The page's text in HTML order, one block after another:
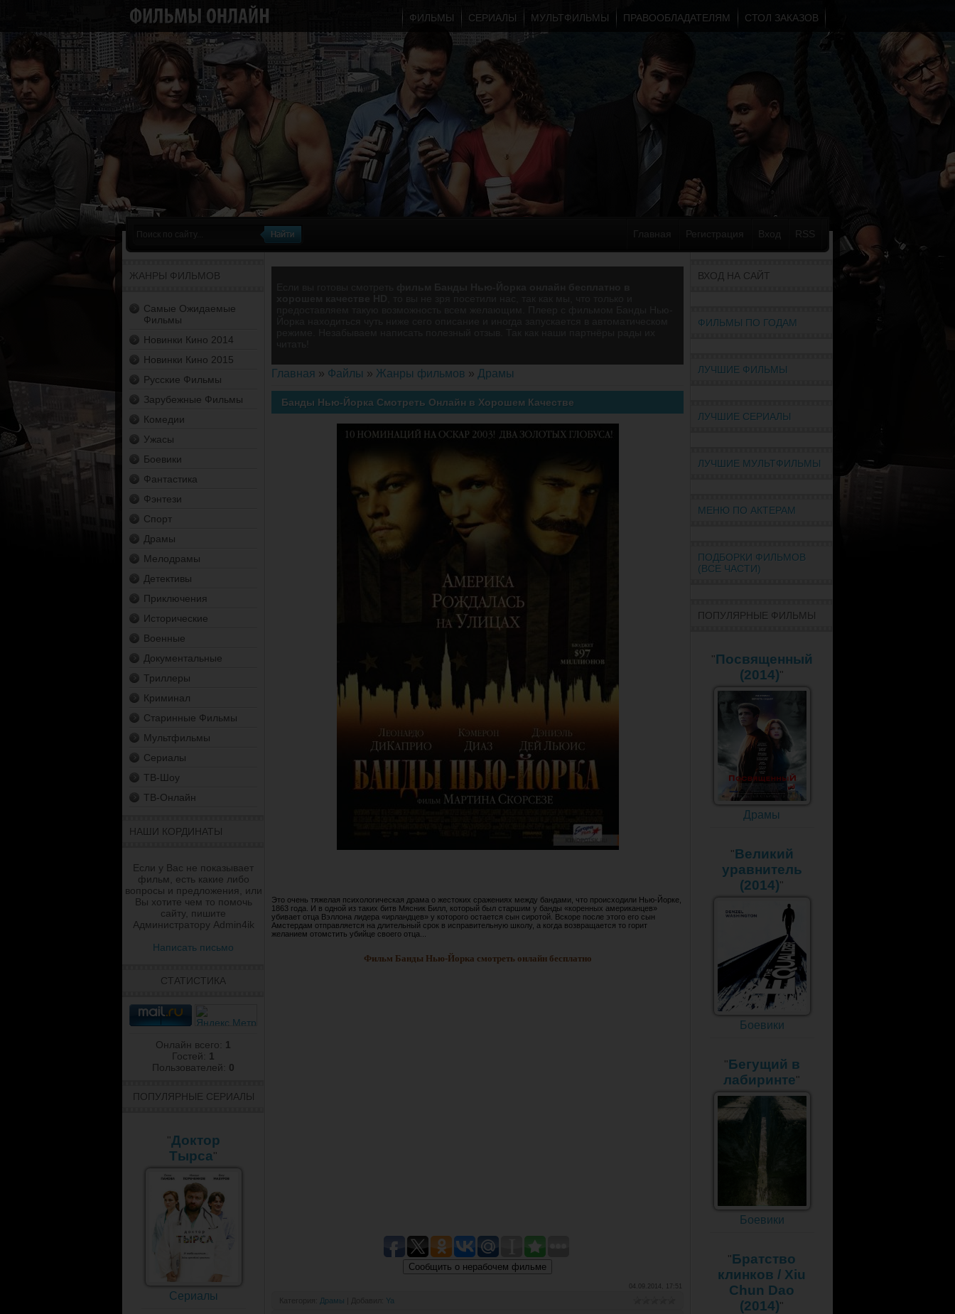
ФИЛЬМЫ СЕРИАЛЫ МУЛЬТФИЛЬМЫ ПРАВООБЛАДАТЕЛЯМ СТОЛ ЗАКАЗОВ
Главная Регистрация Вход RSS
ЖАНРЫ ФИЛЬМОВ
Самые Ожидаемые
Фильмы
Новинки Кино 2014
Новинки Кино 2015
Русские Фильмы
Зарубежные Фильмы
Комедии
Ужасы
Боевики
Фантастика
Фэнтези
Спорт
Драмы
Мелодрамы
Детективы
Приключения
Исторические
Военные
Документальные
Триллеры
Криминал
Старинные Фильмы
Мультфильмы
Сериалы
ТВ-Шоу
ТВ-Онлайн
НАШИ КОРДИНАТЫ
Если у Вас не показывает
фильм, есть какие либо
вопросы и предложения, или
Вы хотите чем то помочь
сайту, пишите
Администратору Admin4ik
Написать письмо
СТАТИСТИКА
Онлайн всего: 1
Гостей: 1
Пользователей: 0
ПОПУЛЯРНЫЕ СЕРИАЛЫ
"Доктор
Тырса"
Сериалы
Главная » Файлы » Жанры фильмов » Драмы
Банды Нью-Йорка Смотреть Онлайн в Хорошем Качестве
Это очень тяжелая психологическая драма о жестоких сражениях между бандами, что происходили Нью-Йорке,
1863 года. И в одной из таких битв Мясник Билл, который был старшим у банды «коренных американцев»
убивает отца Вэллона лидера «ирландцев» у которого остается сын сиротой. Вскоре после этого его сын
Амстердам отправляется на длительный срок в исправительную школу, а когда возвращается то горит
желанием отомстить убийце своего отца...
Фильм Банды Нью-Йорка смотреть онлайн бесплатно
Сообщить о нерабочем фильме
04.09.2014, 17:51
Драмы Ya
ВХОД НА САЙТ
ФИЛЬМЫ ПО ГОДАМ
ЛУЧШИЕ ФИЛЬМЫ
ЛУЧШИЕ СЕРИАЛЫ
ЛУЧШИЕ МУЛЬТФИЛЬМЫ
МЕНЮ ПО АКТЕРАМ
ПОДБОРКИ ФИЛЬМОВ
(ВСЕ ЧАСТИ)
ПОПУЛЯРНЫЕ ФИЛЬМЫ
"Посвященный
(2014)"
Драмы
"Великий
уравнитель
(2014)"
Боевики
"Бегущий в
лабиринте"
Боевики
"Братство
клинков / Xiu
Chun Dao
(2014)"